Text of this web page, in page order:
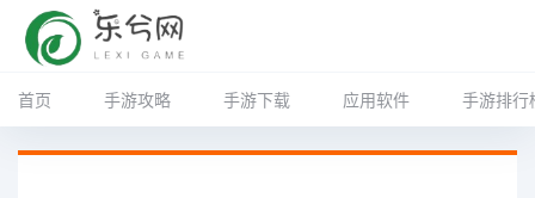
首页 手游攻略 手游下载 应用软件 手游排行